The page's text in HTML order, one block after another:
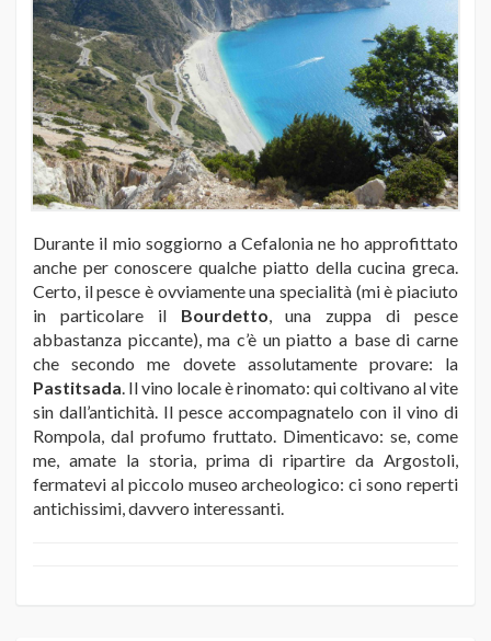
Durante il mio soggiorno a Cefalonia ne ho approfittato
anche per conoscere qualche piatto della cucina greca.
Certo, il pesce è ovviamente una specialità (mi è piaciuto
in particolare il Bourdetto, una zuppa di pesce
abbastanza piccante), ma c’è un piatto a base di carne
che secondo me dovete assolutamente provare: la
Pastitsada. Il vino locale è rinomato: qui coltivano al vite
sin dall’antichità. Il pesce accompagnatelo con il vino di
Rompola, dal profumo fruttato. Dimenticavo: se, come
me, amate la storia, prima di ripartire da Argostoli,
fermatevi al piccolo museo archeologico: ci sono reperti
antichissimi, davvero interessanti.